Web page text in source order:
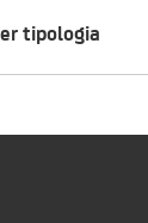
tipologia